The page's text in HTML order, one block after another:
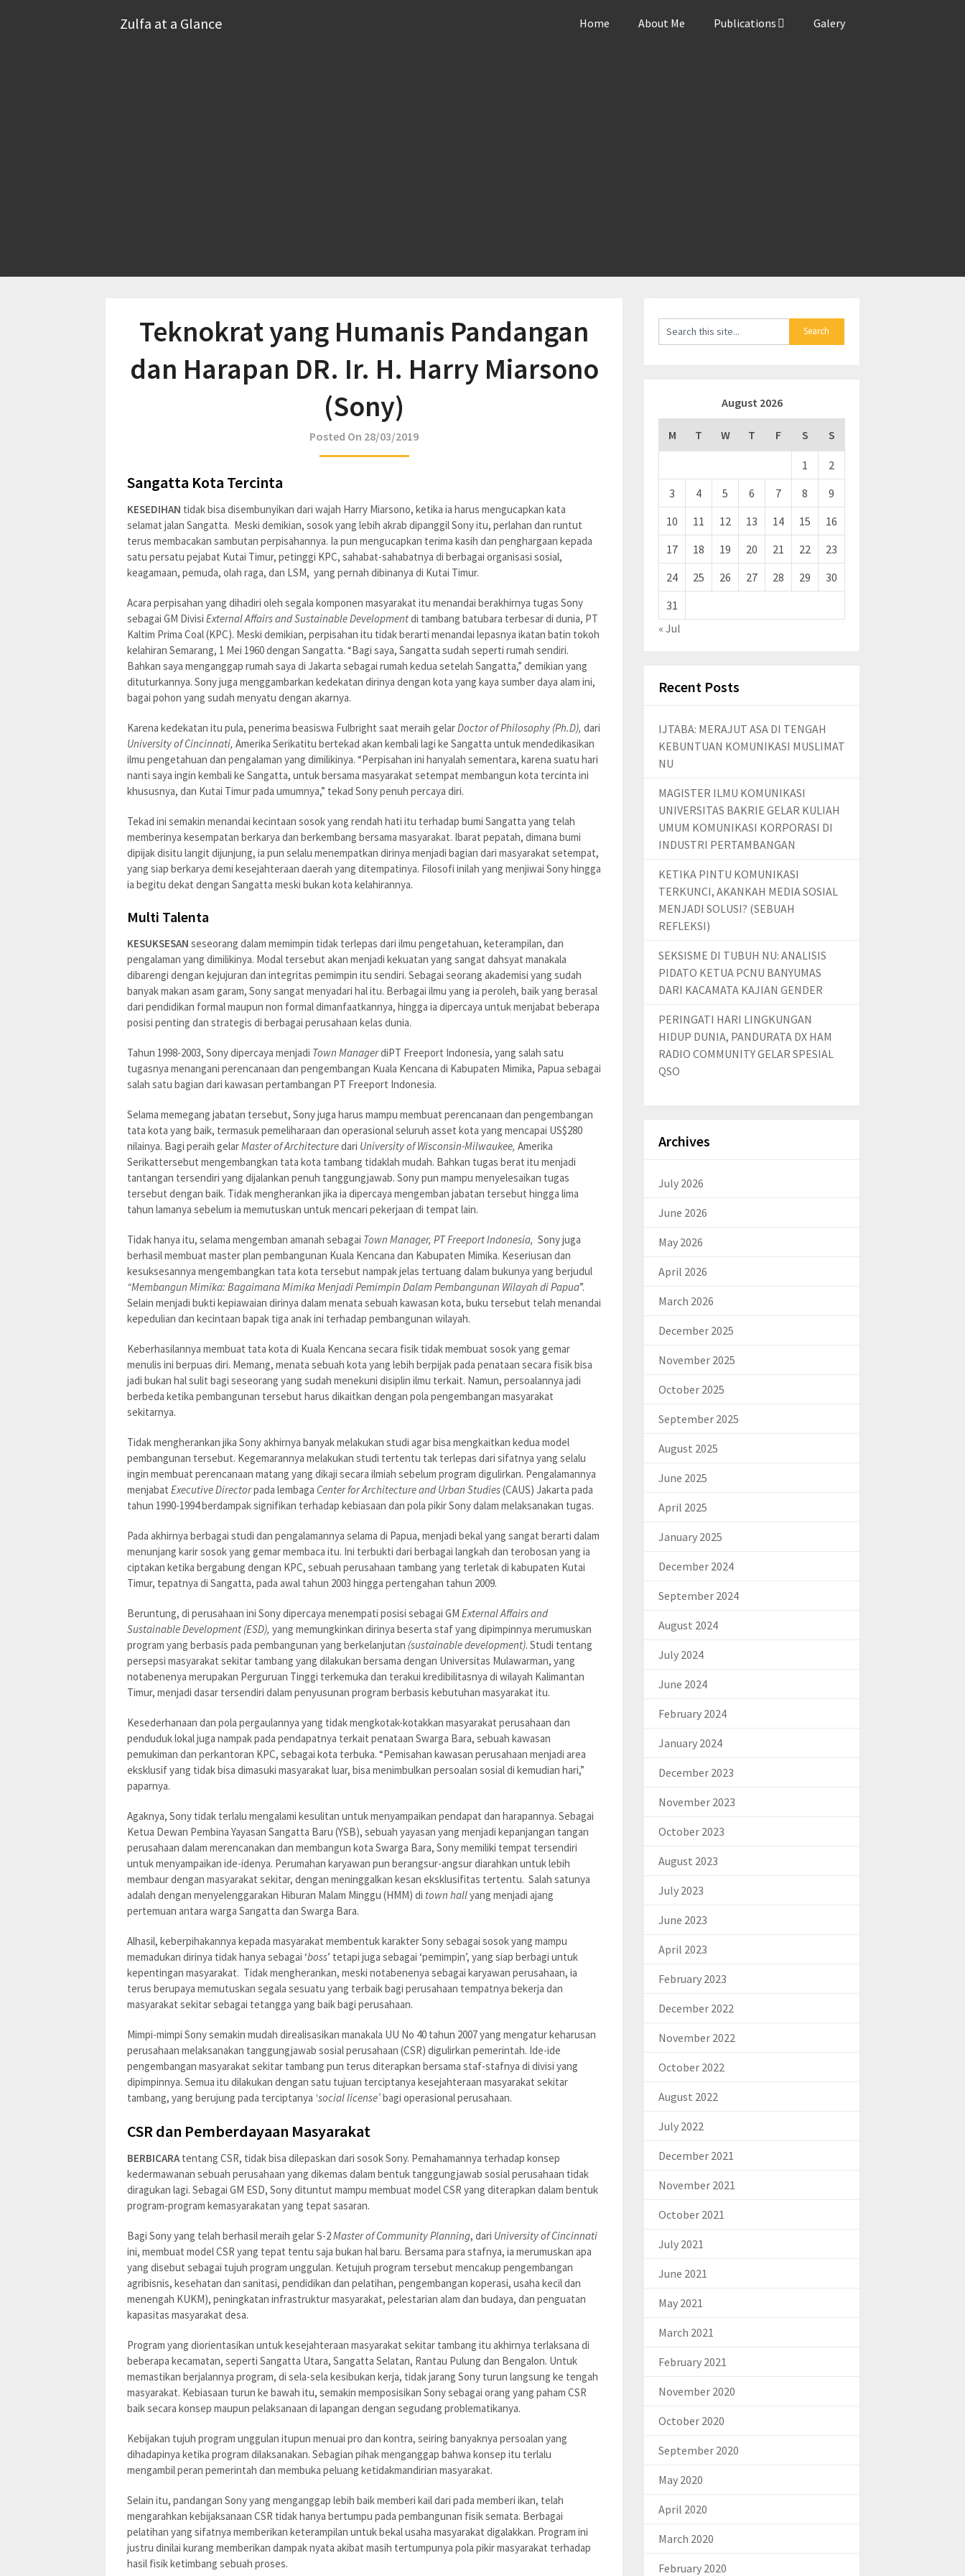
Zulfa at a Glance Home About Me Publications Galery
Teknokrat yang Humanis Pandangan
dan Harapan DR. Ir. H. Harry Miarsono
(Sony)
Posted On 28/03/2019
Sangatta Kota Tercinta
KESEDIHAN tidak bisa disembunyikan dari wajah Harry Miarsono, ketika ia harus mengucapkan kata
selamat jalan Sangatta. Meski demikian, sosok yang lebih akrab dipanggil Sony itu, perlahan dan runtut
terus membacakan sambutan perpisahannya. Ia pun mengucapkan terima kasih dan penghargaan kepada
satu persatu pejabat Kutai Timur, petinggi KPC, sahabat-sahabatnya di berbagai organisasi sosial,
keagamaan, pemuda, olah raga, dan LSM, yang pernah dibinanya di Kutai Timur.
Acara perpisahan yang dihadiri oleh segala komponen masyarakat itu menandai berakhirnya tugas Sony
sebagai GM Divisi External Affairs and Sustainable Developmentdi tambang batubara terbesar di dunia, PT
Kaltim Prima Coal (KPC). Meski demikian, perpisahan itu tidak berarti menandai lepasnya ikatan batin tokoh
kelahiran Semarang, 1 Mei 1960 dengan Sangatta. “Bagi saya, Sangatta sudah seperti rumah sendiri.
Bahkan saya menganggap rumah saya di Jakarta sebagai rumah kedua setelah Sangatta,” demikian yang
dituturkannya. Sony juga menggambarkan kedekatan dirinya dengan kota yang kaya sumber daya alam ini,
bagai pohon yang sudah menyatu dengan akarnya.
Karena kedekatan itu pula, penerima beasiswa Fulbright saat meraih gelarDoctor of Philosophy (Ph.D), dari
University of Cincinnati, Amerika Serikatitu bertekad akan kembali lagi ke Sangatta untuk mendedikasikan
ilmu pengetahuan dan pengalaman yang dimilikinya. “Perpisahan ini hanyalah sementara, karena suatu hari
nanti saya ingin kembali ke Sangatta, untuk bersama masyarakat setempat membangun kota tercinta ini
khususnya, dan Kutai Timur pada umumnya,” tekad Sony penuh percaya diri.
Tekad ini semakin menandai kecintaan sosok yang rendah hati itu terhadap bumi Sangatta yang telah
memberinya kesempatan berkarya dan berkembang bersama masyarakat. Ibarat pepatah, dimana bumi
dipijak disitu langit dijunjung, ia pun selalu menempatkan dirinya menjadi bagian dari masyarakat setempat,
yang siap berkarya demi kesejahteraan daerah yang ditempatinya. Filosofi inilah yang menjiwai Sony hingga
ia begitu dekat dengan Sangatta meski bukan kota kelahirannya.
Multi Talenta
KESUKSESAN seseorang dalam memimpin tidak terlepas dari ilmu pengetahuan, keterampilan, dan
pengalaman yang dimilikinya. Modal tersebut akan menjadi kekuatan yang sangat dahsyat manakala
dibarengi dengan kejujuran dan integritas pemimpin itu sendiri. Sebagai seorang akademisi yang sudah
banyak makan asam garam, Sony sangat menyadari hal itu. Berbagai ilmu yang ia peroleh, baik yang berasal
dari pendidikan formal maupun non formal dimanfaatkannya, hingga ia dipercaya untuk menjabat beberapa
posisi penting dan strategis di berbagai perusahaan kelas dunia.
Tahun 1998-2003, Sony dipercaya menjadi Town ManagerdiPT Freeport Indonesia, yang salah satu
tugasnya menangani perencanaan dan pengembangan Kuala Kencana di Kabupaten Mimika, Papua sebagai
salah satu bagian dari kawasan pertambangan PT Freeport Indonesia.
Selama memegang jabatan tersebut, Sony juga harus mampu membuat perencanaan dan pengembangan
tata kota yang baik, termasuk pemeliharaan dan operasional seluruh asset kota yang mencapai US$280
nilainya. Bagi peraih gelarMaster of Architecturedari University of Wisconsin-Milwaukee, Amerika
Serikattersebut mengembangkan tata kota tambang tidaklah mudah. Bahkan tugas berat itu menjadi
tantangan tersendiri yang dijalankan penuh tanggungjawab. Sony pun mampu menyelesaikan tugas
tersebut dengan baik. Tidak mengherankan jika ia dipercaya mengemban jabatan tersebut hingga lima
tahun lamanya sebelum ia memutuskan untuk mencari pekerjaan di tempat lain.
Tidak hanya itu, selama mengemban amanah sebagai Town Manager, PT Freeport Indonesia, Sony juga
berhasil membuat master plan pembangunan Kuala Kencana dan Kabupaten Mimika. Keseriusan dan
kesuksesannya mengembangkan tata kota tersebut nampak jelas tertuang dalam bukunya yang berjudul
“Membangun Mimika: Bagaimana Mimika Menjadi Pemimpin Dalam Pembangunan Wilayah di Papua”.
Selain menjadi bukti kepiawaian dirinya dalam menata sebuah kawasan kota, buku tersebut telah menandai
kepedulian dan kecintaan bapak tiga anak ini terhadap pembangunan wilayah.
Keberhasilannya membuat tata kota di Kuala Kencana secara fisik tidak membuat sosok yang gemar
menulis ini berpuas diri. Memang, menata sebuah kota yang lebih berpijak pada penataan secara fisik bisa
jadi bukan hal sulit bagi seseorang yang sudah menekuni disiplin ilmu terkait. Namun, persoalannya jadi
berbeda ketika pembangunan tersebut harus dikaitkan dengan pola pengembangan masyarakat
sekitarnya.
Tidak mengherankan jika Sony akhirnya banyak melakukan studi agar bisa mengkaitkan kedua model
pembangunan tersebut. Kegemarannya melakukan studi tertentu tak terlepas dari sifatnya yang selalu
ingin membuat perencanaan matang yang dikaji secara ilmiah sebelum program digulirkan. Pengalamannya
menjabat Executive Directorpada lembaga Center for Architecture and Urban Studies(CAUS) Jakarta pada
tahun 1990-1994 berdampak signifikan terhadap kebiasaan dan pola pikir Sony dalam melaksanakan tugas.
Pada akhirnya berbagai studi dan pengalamannya selama di Papua, menjadi bekal yang sangat berarti dalam
menunjang karir sosok yang gemar membaca itu. Ini terbukti dari berbagai langkah dan terobosan yang ia
ciptakan ketika bergabung dengan KPC, sebuah perusahaan tambang yang terletak di kabupaten Kutai
Timur, tepatnya di Sangatta, pada awal tahun 2003 hingga pertengahan tahun 2009.
Beruntung, di perusahaan ini Sony dipercaya menempati posisi sebagai GM External Affairs and
Sustainable Development (ESD), yang memungkinkan dirinya beserta staf yang dipimpinnya merumuskan
program yang berbasis pada pembangunan yang berkelanjutan (sustainable development). Studi tentang
persepsi masyarakat sekitar tambang yang dilakukan bersama dengan Universitas Mulawarman, yang
notabenenya merupakan Perguruan Tinggi terkemuka dan terakui kredibilitasnya di wilayah Kalimantan
Timur, menjadi dasar tersendiri dalam penyusunan program berbasis kebutuhan masyarakat itu.
Kesederhanaan dan pola pergaulannya yang tidak mengkotak-kotakkan masyarakat perusahaan dan
penduduk lokal juga nampak pada pendapatnya terkait penataan Swarga Bara, sebuah kawasan
pemukiman dan perkantoran KPC, sebagai kota terbuka. “Pemisahan kawasan perusahaan menjadi area
eksklusif yang tidak bisa dimasuki masyarakat luar, bisa menimbulkan persoalan sosial di kemudian hari,”
paparnya.
Agaknya, Sony tidak terlalu mengalami kesulitan untuk menyampaikan pendapat dan harapannya. Sebagai
Ketua Dewan Pembina Yayasan Sangatta Baru (YSB), sebuah yayasan yang menjadi kepanjangan tangan
perusahaan dalam merencanakan dan membangun kota Swarga Bara, Sony memiliki tempat tersendiri
untuk menyampaikan ide-idenya. Perumahan karyawan pun berangsur-angsur diarahkan untuk lebih
membaur dengan masyarakat sekitar, dengan meninggalkan kesan eksklusifitas tertentu. Salah satunya
adalah dengan menyelenggarakan Hiburan Malam Minggu (HMM) di town hallyang menjadi ajang
pertemuan antara warga Sangatta dan Swarga Bara.
Alhasil, keberpihakannya kepada masyarakat membentuk karakter Sony sebagai sosok yang mampu
memadukan dirinya tidak hanya sebagai ‘boss’ tetapi juga sebagai ‘pemimpin’, yang siap berbagi untuk
kepentingan masyarakat. Tidak mengherankan, meski notabenenya sebagai karyawan perusahaan, ia
terus berupaya memutuskan segala sesuatu yang terbaik bagi perusahaan tempatnya bekerja dan
masyarakat sekitar sebagai tetangga yang baik bagi perusahaan.
Mimpi-mimpi Sony semakin mudah direalisasikan manakala UU No 40 tahun 2007 yang mengatur keharusan
perusahaan melaksanakan tanggungjawab sosial perusahaan (CSR) digulirkan pemerintah. Ide-ide
pengembangan masyarakat sekitar tambang pun terus diterapkan bersama staf-stafnya di divisi yang
dipimpinnya. Semua itu dilakukan dengan satu tujuan terciptanya kesejahteraan masyarakat sekitar
tambang, yang berujung pada terciptanya ‘social license’bagi operasional perusahaan.
CSR dan Pemberdayaan Masyarakat
BERBICARAtentang CSR, tidak bisa dilepaskan dari sosok Sony. Pemahamannya terhadap konsep
kedermawanan sebuah perusahaan yang dikemas dalam bentuk tanggungjawab sosial perusahaan tidak
diragukan lagi. Sebagai GM ESD, Sony dituntut mampu membuat model CSR yang diterapkan dalam bentuk
program-program kemasyarakatan yang tepat sasaran.
Bagi Sony yang telah berhasil meraih gelar S-2Master of Community Planning, dari University of Cincinnati
ini, membuat model CSR yang tepat tentu saja bukan hal baru. Bersama para stafnya, ia merumuskan apa
yang disebut sebagai tujuh program unggulan. Ketujuh program tersebut mencakup pengembangan
agribisnis, kesehatan dan sanitasi, pendidikan dan pelatihan, pengembangan koperasi, usaha kecil dan
menengah KUKM), peningkatan infrastruktur masyarakat, pelestarian alam dan budaya, dan penguatan
kapasitas masyarakat desa.
Program yang diorientasikan untuk kesejahteraan masyarakat sekitar tambang itu akhirnya terlaksana di
beberapa kecamatan, seperti Sangatta Utara, Sangatta Selatan, Rantau Pulung dan Bengalon. Untuk
memastikan berjalannya program, di sela-sela kesibukan kerja, tidak jarang Sony turun langsung ke tengah
masyarakat. Kebiasaan turun ke bawah itu, semakin memposisikan Sony sebagai orang yang paham CSR
baik secara konsep maupun pelaksanaan di lapangan dengan segudang problematikanya.
Kebijakan tujuh program unggulan itupun menuai pro dan kontra, seiring banyaknya persoalan yang
dihadapinya ketika program dilaksanakan. Sebagian pihak menganggap bahwa konsep itu terlalu
mengambil peran pemerintah dan membuka peluang ketidakmandirian masyarakat.
Selain itu, pandangan Sony yang menganggap lebih baik memberi kail dari pada memberi ikan, telah
mengarahkan kebijaksanaan CSR tidak hanya bertumpu pada pembangunan fisik semata. Berbagai
pelatihan yang sifatnya memberikan keterampilan untuk bekal usaha masyarakat digalakkan. Program ini
justru dinilai kurang memberikan dampak nyata akibat masih tertumpunya pola pikir masyarakat terhadap
hasil fisik ketimbang sebuah proses.
August 2026
M T W T F S S
1
2
3
4 5 6 7 8
9
10
11 12 13 14 15
16
17
18 19 20 21 22
23
24
25 26 27 28 29
30
31
« Jul
Recent Posts
IJTABA: MERAJUT ASA DI TENGAH
KEBUNTUAN KOMUNIKASI MUSLIMAT
NU
MAGISTER ILMU KOMUNIKASI
UNIVERSITAS BAKRIE GELAR KULIAH
UMUM KOMUNIKASI KORPORASI DI
INDUSTRI PERTAMBANGAN
KETIKA PINTU KOMUNIKASI
TERKUNCI, AKANKAH MEDIA SOSIAL
MENJADI SOLUSI? (SEBUAH
REFLEKSI)
SEKSISME DI TUBUH NU: ANALISIS
PIDATO KETUA PCNU BANYUMAS
DARI KACAMATA KAJIAN GENDER
PERINGATI HARI LINGKUNGAN
HIDUP DUNIA, PANDURATA DX HAM
RADIO COMMUNITY GELAR SPESIAL
QSO
Archives
July 2026
June 2026
May 2026
April 2026
March 2026
December 2025
November 2025
October 2025
September 2025
August 2025
June 2025
April 2025
January 2025
December 2024
September 2024
August 2024
July 2024
June 2024
February 2024
January 2024
December 2023
November 2023
October 2023
August 2023
July 2023
June 2023
April 2023
February 2023
December 2022
November 2022
October 2022
August 2022
July 2022
December 2021
November 2021
October 2021
July 2021
June 2021
May 2021
March 2021
February 2021
November 2020
October 2020
September 2020
May 2020
April 2020
March 2020
February 2020